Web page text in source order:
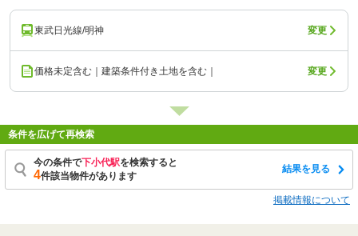
東武日光線/明神 変更
価格未定含む｜建築条件付き土地を含む｜ 変更
条件を広げて再検索
今の条件で下小代駅を検索すると
4件該当物件があります
結果を見る
掲載情報について